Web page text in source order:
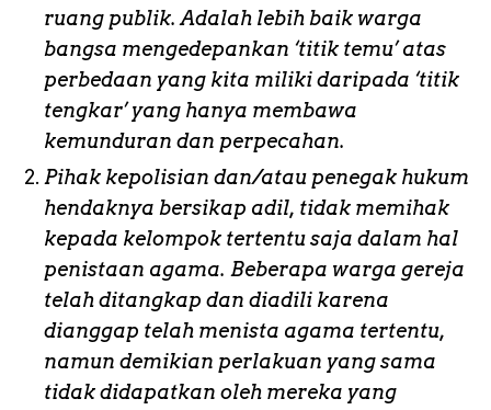
ruang publik. Adalah lebih baik warga
bangsa mengedepankan ‘titik temu’ atas
perbedaan yang kita miliki daripada ‘titik
tengkar’ yang hanya membawa
kemunduran dan perpecahan.
Pihak kepolisian dan/atau penegak hukum
hendaknya bersikap adil, tidak memihak
kepada kelompok tertentu saja dalam hal
penistaan agama. Beberapa warga gereja
telah ditangkap dan diadili karena
dianggap telah menista agama tertentu,
namun demikian perlakuan yang sama
tidak didapatkan oleh mereka yang